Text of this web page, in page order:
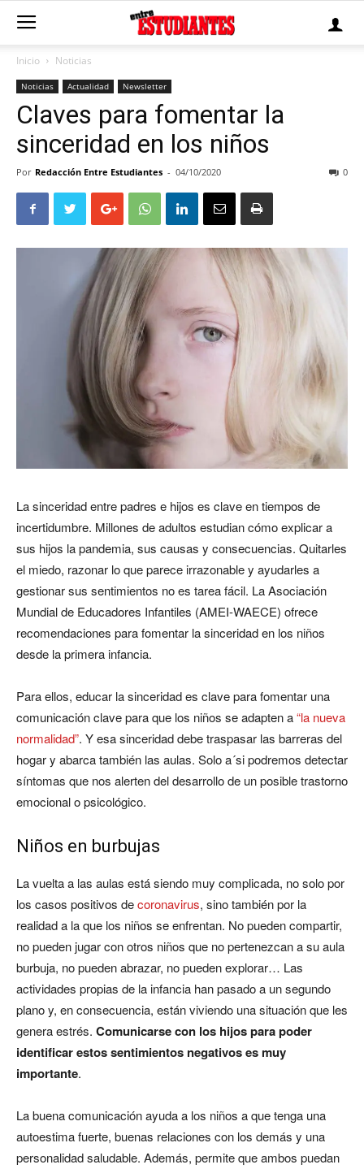
Inicio Noticias
Noticias Actualidad Newsletter
Claves para fomentar la
sinceridad en los niños
Por Redacción Entre Estudiantes - 04/10/2020 0
La sinceridad entre padres e hijos es clave en tiempos de
incertidumbre. Millones de adultos estudian cómo explicar a
sus hijos la pandemia, sus causas y consecuencias. Quitarles
el miedo, razonar lo que parece irrazonable y ayudarles a
gestionar sus sentimientos no es tarea fácil. La Asociación
Mundial de Educadores Infantiles (AMEI-WAECE) ofrece
recomendaciones para fomentar la sinceridad en los niños
desde la primera infancia.
Para ellos, educar la sinceridad es clave para fomentar una
comunicación clave para que los niños se adapten a“la nueva
normalidad”. Y esa sinceridad debe traspasar las barreras del
hogar y abarca también las aulas. Solo a´si podremos detectar
síntomas que nos alerten del desarrollo de un posible trastorno
emocional o psicológico.
Niños en burbujas
La vuelta a las aulas está siendo muy complicada, no solo por
los casos positivos decoronavirus, sino también por la
realidad a la que los niños se enfrentan. No pueden compartir,
no pueden jugar con otros niños que no pertenezcan a su aula
burbuja, no pueden abrazar, no pueden explorar… Las
actividades propias de la infancia han pasado a un segundo
plano y, en consecuencia, están viviendo una situación que les
genera estrés. Comunicarse con los hijos para poder
identificar estos sentimientos negativos es muy
importante.
La buena comunicación ayuda a los niños a que tenga una
autoestima fuerte, buenas relaciones con los demás y una
personalidad saludable. Además, permite que ambos puedan